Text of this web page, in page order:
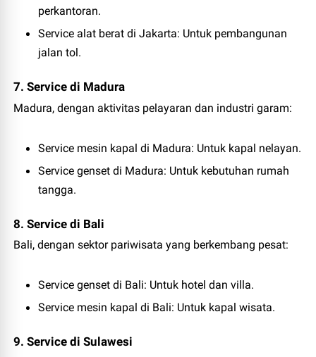
perkantoran.
Service alat berat di Jakarta: Untuk pembangunan
jalan tol.
7. Service di Madura
Madura, dengan aktivitas pelayaran dan industri garam:
Service mesin kapal di Madura: Untuk kapal nelayan.
Service genset di Madura: Untuk kebutuhan rumah
tangga.
8. Service di Bali
Bali, dengan sektor pariwisata yang berkembang pesat:
Service genset di Bali: Untuk hotel dan villa.
Service mesin kapal di Bali: Untuk kapal wisata.
9. Service di Sulawesi